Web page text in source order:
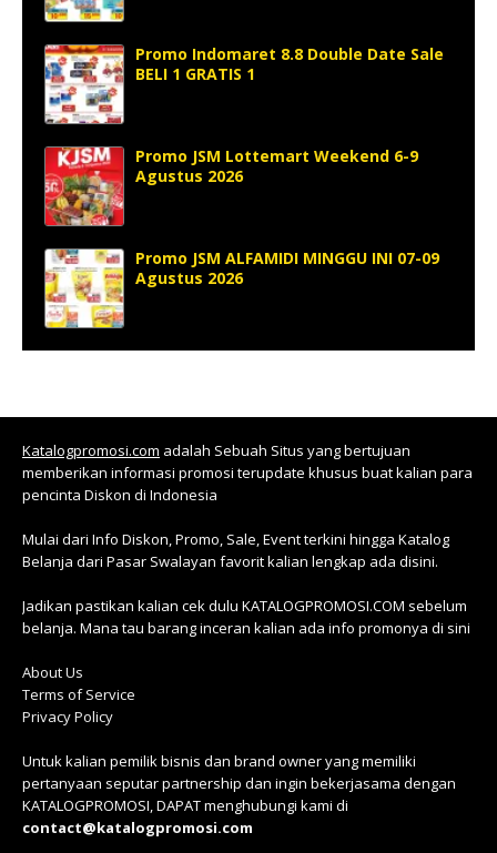
Promo Indomaret 8.8 Double Date Sale
BELI 1 GRATIS 1
Promo JSM Lottemart Weekend 6-9
Agustus 2026
Promo JSM ALFAMIDI MINGGU INI 07-09
Agustus 2026
Katalogpromosi.com adalah Sebuah Situs yang bertujuan
memberikan informasi promosi terupdate khusus buat kalian para
pencinta Diskon di Indonesia
Mulai dari Info Diskon, Promo, Sale, Event terkini hingga Katalog
Belanja dari Pasar Swalayan favorit kalian lengkap ada disini.
Jadikan pastikan kalian cek dulu KATALOGPROMOSI.COM sebelum
belanja. Mana tau barang inceran kalian ada info promonya di sini
About Us
Terms of Service
Privacy Policy
Untuk kalian pemilik bisnis dan brand owner yang memiliki
pertanyaan seputar partnership dan ingin bekerjasama dengan
KATALOGPROMOSI, DAPAT menghubungi kami di
contact@katalogpromosi.com